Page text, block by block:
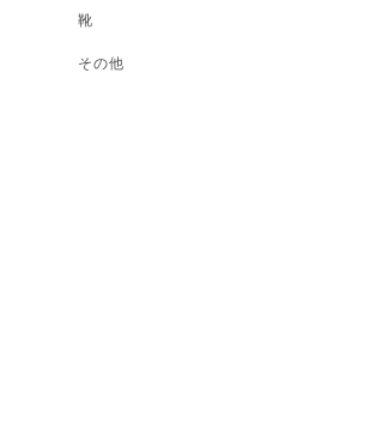
靴
その他